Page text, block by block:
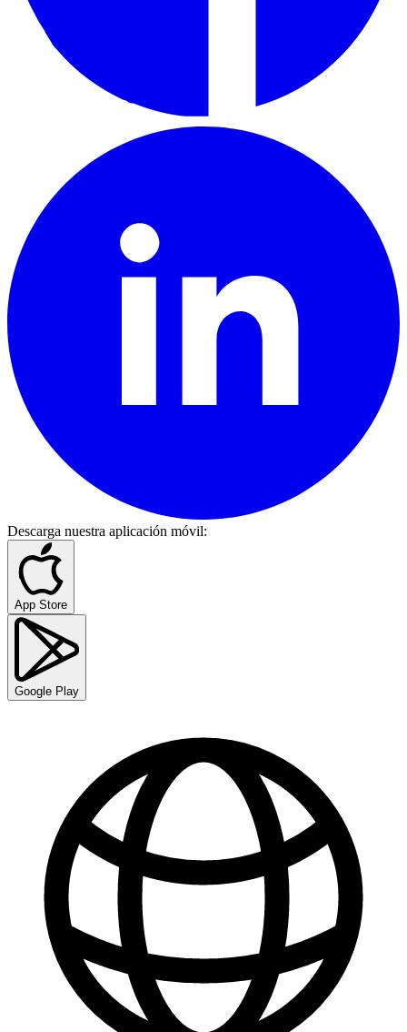
Descarga nuestra aplicación móvil:
App Store
Google Play